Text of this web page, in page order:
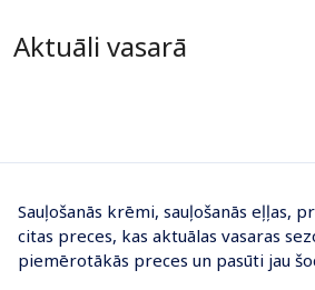
Aktuāli vasarā
Sauļošanās krēmi, sauļošanās eļļas,
citas preces, kas aktuālas vasaras
piemērotākās preces un pasūti jau